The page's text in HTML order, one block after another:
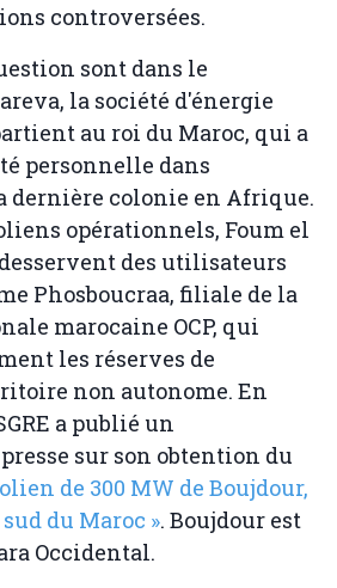
controversées.
sont dans le
la société d'énergie
au roi du Maroc, qui a
personnelle dans
dernière colonie en Afrique.
opérationnels, Foum el
des utilisateurs
Phosboucraa, filiale de la
marocaine OCP, qui
les réserves de
non autonome. En
a publié un
sur son obtention du
de 300 MW de Boujdour,
du Maroc ». Boujdour est
Occidental.